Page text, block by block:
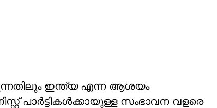
ഇന്ത്യ എന്ന ആശയം
പാര്‍ട്ടികള്‍ക്കായുള്ള സംഭാവന വളരെ